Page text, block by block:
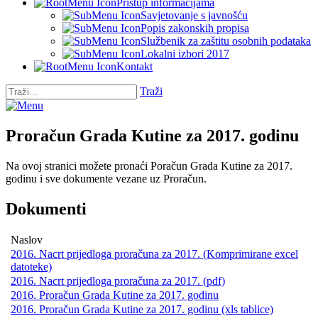
Pristup informacijama
Savjetovanje s javnošću
Popis zakonskih propisa
Službenik za zaštitu osobnih podataka
Lokalni izbori 2017
Kontakt
Traži
Proračun Grada Kutine za 2017. godinu
Na ovoj stranici možete pronaći Poračun Grada Kutine za 2017.
godinu i sve dokumente vezane uz Proračun.
Dokumenti
Naslov
2016. Nacrt prijedloga proračuna za 2017. (Komprimirane excel
datoteke)
2016. Nacrt prijedloga proračuna za 2017. (pdf)
2016. Proračun Grada Kutine za 2017. godinu
2016. Proračun Grada Kutine za 2017. godinu (xls tablice)